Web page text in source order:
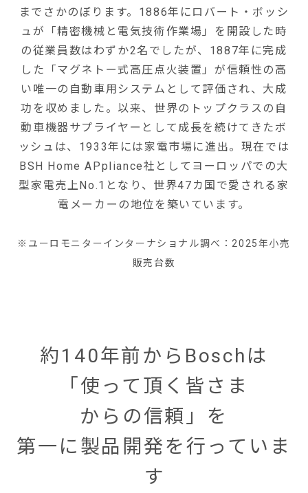
までさかのぼります。1886年にロバート・ボッシ
ュが「精密機械と電気技術作業場」を開設した時
の従業員数はわずか2名でしたが、1887年に完成
した「マグネトー式高圧点火装置」が信頼性の高
い唯一の自動車用システムとして評価され、大成
功を収めました。以来、世界のトップクラスの自
動車機器サプライヤーとして成長を続けてきたボ
ッシュは、1933年には家電市場に進出。現在では
BSH Home APpliance社としてヨーロッパでの大
型家電売上No.1となり、世界47カ国で愛される家
電メーカーの地位を築いています。
※ユーロモニターインターナショナル調べ：2025年小売
販売台数
約140年前からBoschは
「使って頂く皆さま
からの信頼」を
第一に製品開発を行っていま
す